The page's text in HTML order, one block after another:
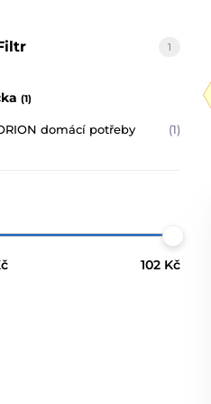
1
(1)
domácí potřeby (1)
102 Kč